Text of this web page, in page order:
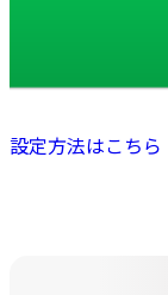
設定方法はこちら